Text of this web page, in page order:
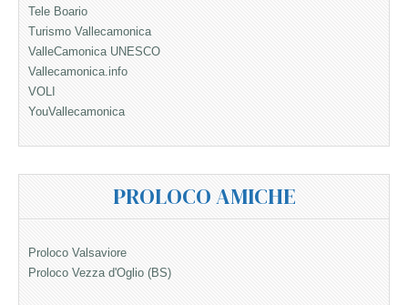
Tele Boario
Turismo Vallecamonica
ValleCamonica UNESCO
Vallecamonica.info
VOLI
YouVallecamonica
PROLOCO AMICHE
Proloco Valsaviore
Proloco Vezza d'Oglio (BS)